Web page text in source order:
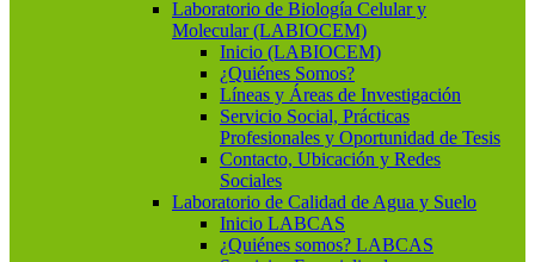
Laboratorio de Biología Celular y
Molecular (LABIOCEM)
Inicio (LABIOCEM)
¿Quiénes Somos?
Líneas y Áreas de Investigación
Servicio Social, Prácticas
Profesionales y Oportunidad de Tesis
Contacto, Ubicación y Redes
Sociales
Laboratorio de Calidad de Agua y Suelo
Inicio LABCAS
¿Quiénes somos? LABCAS